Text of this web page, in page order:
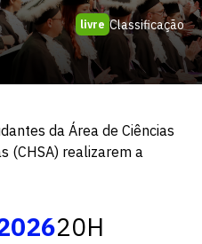
livre Classificação
da Área de Ciências
(CHSA) realizarem a
20H